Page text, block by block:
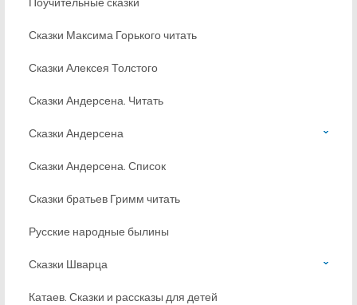
Сказки Максима Горького читать
Сказки Алексея Толстого
Сказки Андерсена. Читать
Сказки Андерсена
Сказки Андерсена. Список
Сказки братьев Гримм читать
Русские народные былины
Сказки Шварца
Катаев. Сказки и рассказы для детей